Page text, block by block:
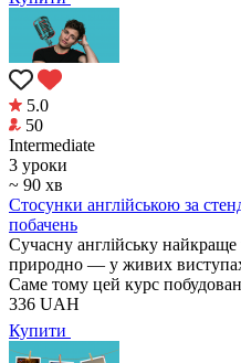
5.0
50
Intermediate
3 уроки
~ 90 хв
Стосунки англійською за
побачень
Сучасну англійську
природно — у живих
Саме тому цей курс
336 UAH
Купити